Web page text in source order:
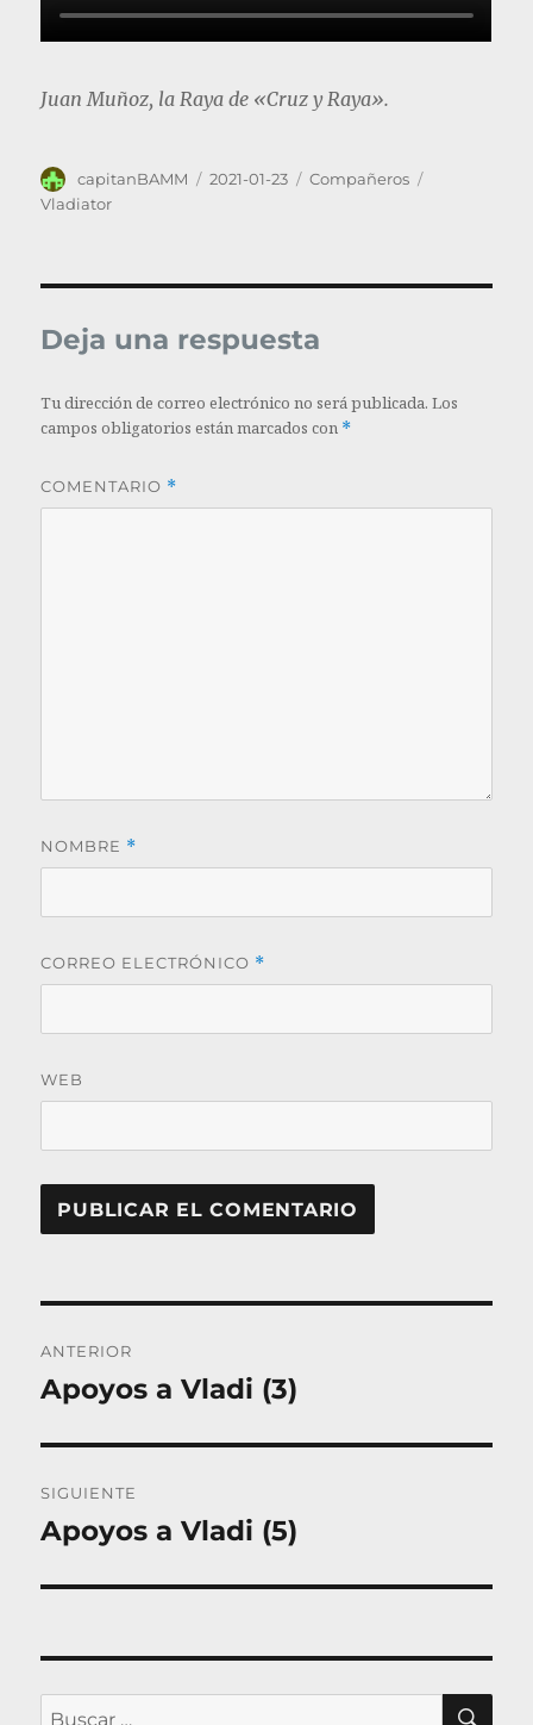
Juan Muñoz, la Raya de «Cruz y Raya».
Autor
capitanBAMM
Publicado
2021-01-23 Categorías
Compañeros
Vladiator
Deja una respuesta
Tu dirección de correo electrónico no será publicada. Los
campos obligatorios están marcados con *
COMENTARIO *
NOMBRE *
CORREO ELECTRÓNICO *
WEB
de
entradas
ANTERIOR
Entrada
Apoyos a Vladi (3)
SIGUIENTE
Entrada
Apoyos a Vladi (5)
Buscar